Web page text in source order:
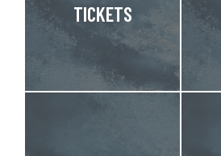
TICKETS